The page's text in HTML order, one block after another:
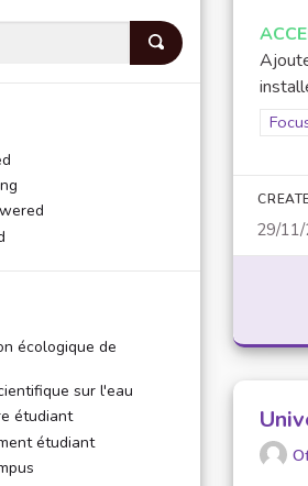
écologique de
sur l'eau
étudiant
étudiant
29/